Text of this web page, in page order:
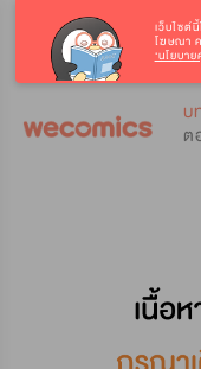
บ
ต
เว็บไซต์
โฆษณา
‘นโยบาย